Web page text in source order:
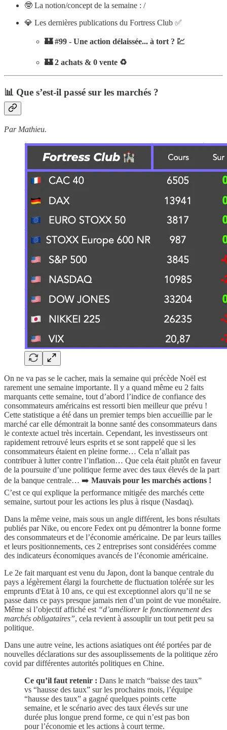
🤓 La notion/concept de la semaine : /
💎 Les dernières publications du Fortress Club ✅
🏰 #99 - Une action délaissée... à tort ? 💹
🏰 2 achats & 0 vente ♻️
📊 Que s’est-il passé sur les marchés ?
Par Mathieu.
On ne va pas se le cacher, mais la semaine qui précède Noël est
rarement une semaine importante. Il y a quand même eu 2 faits
marquants cette semaine, tout d’abord l’indice de confiance des
consommateurs américains est ressorti bien meilleur que prévu !
Cette statistique a été dans un premier temps bien accueillie par le
marché car elle démontrait la bonne santé des consommateurs dans
le contexte actuel très incertain. Cependant, les investisseurs ont
rapidement retrouvé leurs esprits et se sont rappelé que si les
consommateurs étaient en pleine forme… Cela n’allait pas
contribuer à lutter contre l’inflation… Que cela était plutôt en faveur
de la poursuite d’une politique ferme avec des taux élevés de la part
de la banque centrale… ➡️ Mauvais pour les marchés actions !
C’est ce qui explique la performance mitigée des marchés cette
semaine, surtout pour les actions les plus à risque (Nasdaq).
Dans la même veine, mais sous un angle différent, les bons résultats
publiés par Nike, ou encore Fedex ont pu démontrer la bonne forme
des consommateurs et de l’économie américaine. De par leurs tailles
et leurs positionnements, ces 2 entreprises sont considérées comme
des indicateurs économiques avancés de l’économie américaine.
Le 2e fait marquant est venu du Japon, dont la banque centrale du
pays a légèrement élargi la fourchette de fluctuation tolérée sur les
emprunts d'Etat à 10 ans, ce qui est exceptionnel alors qu’il ne se
passe dans ce pays presque jamais rien d’un point de vue monétaire.
Même si l’objectif affiché est “d’améliorer le fonctionnement des
marchés obligataires”, cela revient à assouplir un tout petit peu sa
politique.
Dans une autre veine, les actions asiatiques ont été portées par de
nouvelles déclarations sur des assouplissements de la politique zéro
covid par différentes autorités politiques en Chine.
Ce qu’il faut retenir : Dans le match “baisse des taux”
vs “hausse des taux” sur les prochains mois, l’équipe
“hausse des taux” a gagné quelques points cette
semaine, et le scénario avec des taux élevés sur une
durée plus longue prend forme, ce qui n’est pas bon
pour l’économie et les actions à court terme.